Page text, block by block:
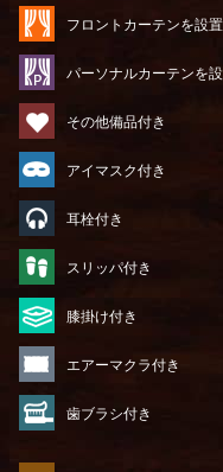
フロントカーテンを設
パーソナルカーテンを
その他備品付き
アイマスク付き
耳栓付き
スリッパ付き
膝掛け付き
エアーマクラ付き
歯ブラシ付き